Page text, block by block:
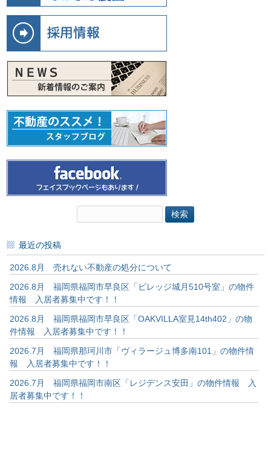
最近の投稿
2026.8月 売れない不動産の処分について
2026.8月 福岡県福岡市早良区「ビレッジ城月510号室」の物件
情報 入居者募集中です！！
2026.8月 福岡県福岡市早良区「OAKVILLA室見14th402」の物
件情報 入居者募集中です！！
2026.7月 福岡県那珂川市「ヴィラージュ博多南101」の物件情
報 入居者募集中です！！
2026.7月 福岡県福岡市南区「レジデンス安田」の物件情報 入
居者募集中です！！